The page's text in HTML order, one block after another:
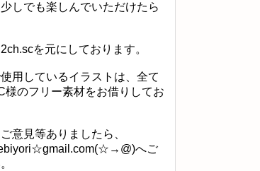
しでも楽しんでいただけたら
を元にしております。
用しているイラストは、全て
様のフリー素材をお借りしてお
意見等ありましたら、
へご